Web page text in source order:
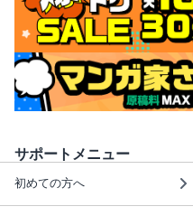
サポートメニュー
初めての方へ